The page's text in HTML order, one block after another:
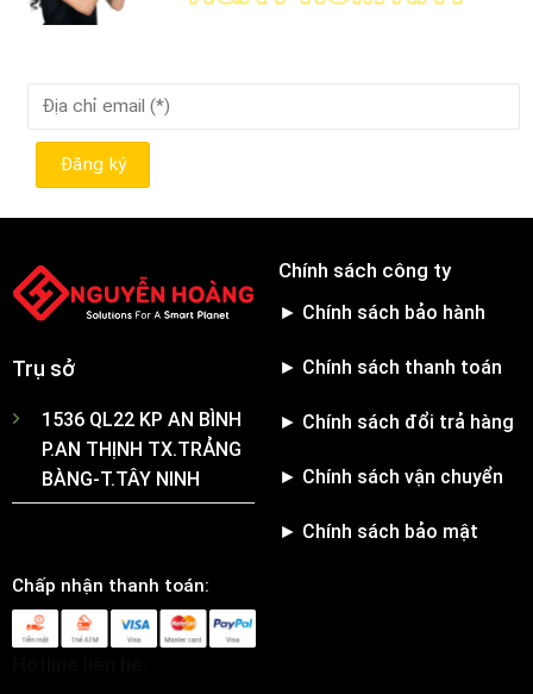
Trụ sở
1536 QL22 KP AN BÌNH
P.AN THỊNH TX.TRẢNG
BÀNG-T.TÂY NINH
Chính sách công ty
► Chính sách bảo hành
► Chính sách thanh toán
► Chính sách đổi trả hàng
► Chính sách vận chuyển
► Chính sách bảo mật
Chấp nhận thanh toán: